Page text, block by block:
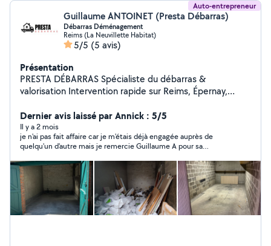
Auto-entrepreneur
Guillaume ANTOINET (Presta Débarras)
Débarras Déménagement
Reims (La Neuvillette Habitat)
5/5 (5 avis)
Présentation
PRESTA DÉBARRAS Spécialiste du débarras &
valorisation Intervention rapide sur Reims, Épernay,
maisons, appartements, caves, greniers, garages, box
Accompagnement au déménagement : tri, enlèvement,
allègement des volumes Valorisation : estimation,
expertise, rachat et revente d'objets Tri, recyclage et
nettoyage possible en fin d'intervention Formules
adaptées : Gratuit, Rémunéré ou Facturé selon la valeur
des biens Devis gratuit et réponse rapide (sous 24h)
Interventions pour particuliers et professionnels
succession, déménagement, logement insalubre, etc.
Dernier avis laissé par Annick : 5/5
Il y a 2 mois
je n'ai pas fait affaire car je m'étais déjà engagée auprès de
quelqu'un d'autre mais je remercie Guillaume A pour sa